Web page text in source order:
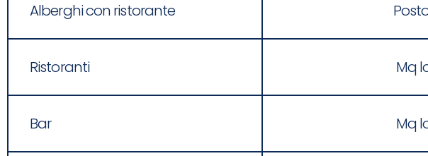
Alberghi con ristorante
Ristoranti Mq
Bar Mq